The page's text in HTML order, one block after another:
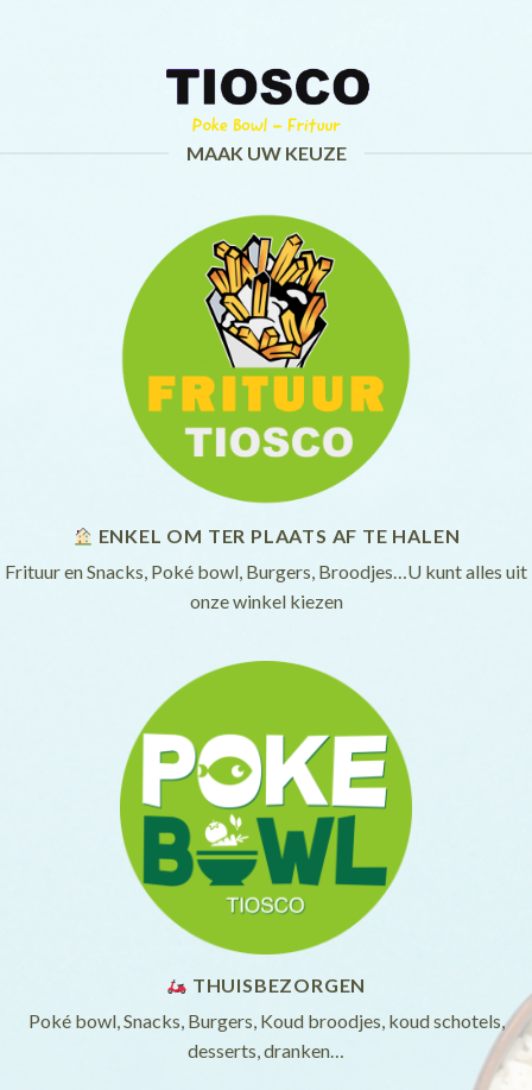
MAAK UW KEUZE
ENKEL OM TER PLAATS AF TE HALEN
Frituur en Snacks, Poké bowl, Burgers, Broodjes…U kunt alles uit
onze winkel kiezen
THUISBEZORGEN
Poké bowl, Snacks, Burgers, Koud broodjes, koud schotels,
desserts, dranken…